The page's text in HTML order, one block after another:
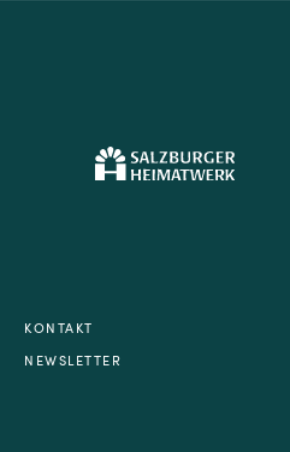
KONTAKT
NEWSLETTER